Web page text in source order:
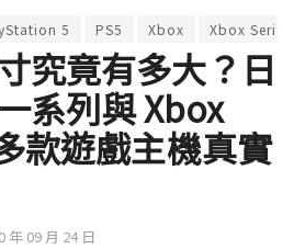
5 PS5 Xbox Xbox Series
究竟有多大？日
系列與 Xbox
款遊戲主機真實
年 09 月 24 日